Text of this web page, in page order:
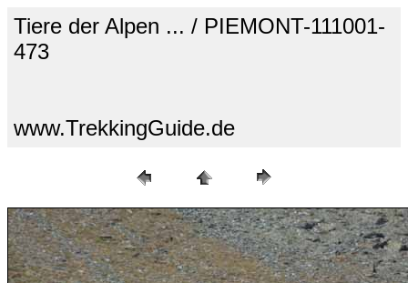
Tiere der Alpen ... / PIEMONT-111001-
473
www.TrekkingGuide.de